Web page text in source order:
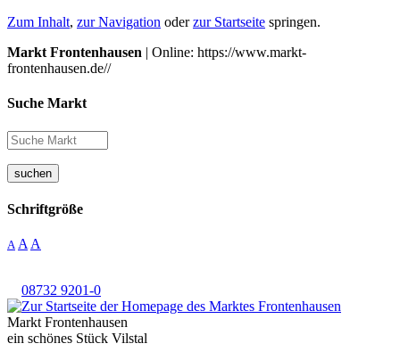
Zum Inhalt, zur Navigation oderzur Startseite springen.
Markt Frontenhausen | Online: https://www.markt-
frontenhausen.de//
Suche Markt
suchen
Schriftgröße
A A A
08732 9201-0
Markt Frontenhausen
ein schönes Stück Vilstal